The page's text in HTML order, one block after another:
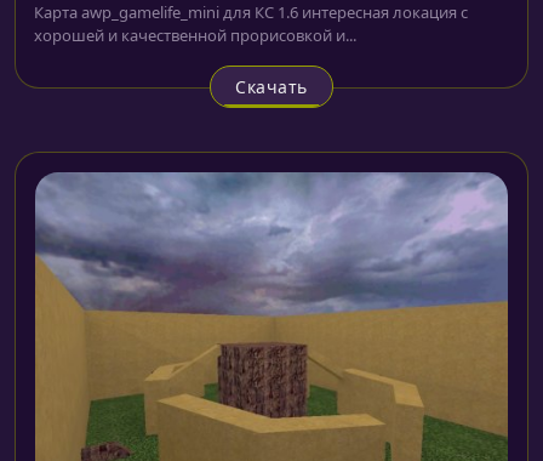
Карта awp_gamelife_mini для КС 1.6 интересная локация с
хорошей и качественной прорисовкой и...
Скачать